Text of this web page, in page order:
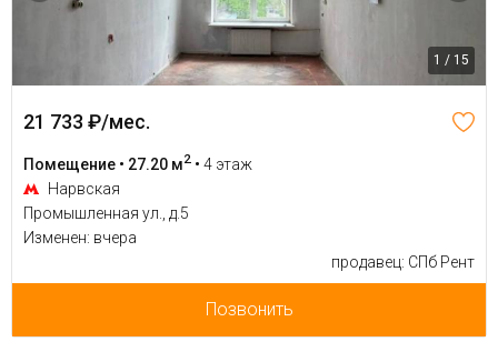
1 / 15
21 733 ₽/мес.
Помещение • 27.20 м2 • 4 этаж
Нарвская
Промышленная ул., д.5
Изменен: вчера
продавец: СПб Рент
Позвонить